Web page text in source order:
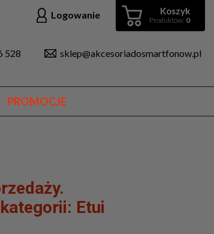
Koszyk
Produktów: 0
Logowanie
528 sklep@akcesoriadosmartfonow.pl
PROMOCJE
Etui